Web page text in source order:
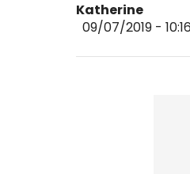
Katherine
09/07/2019 - 10:16